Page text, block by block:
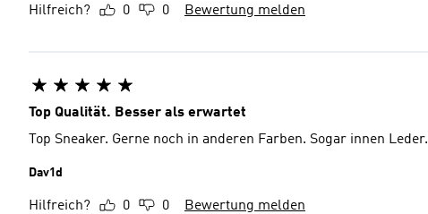
Hilfreich? 0 0 Bewertung melden
Top Qualität. Besser als erwartet
Top Sneaker. Gerne noch in anderen Farben. Sogar innen Leder.
Dav1d
Hilfreich? 0 0 Bewertung melden